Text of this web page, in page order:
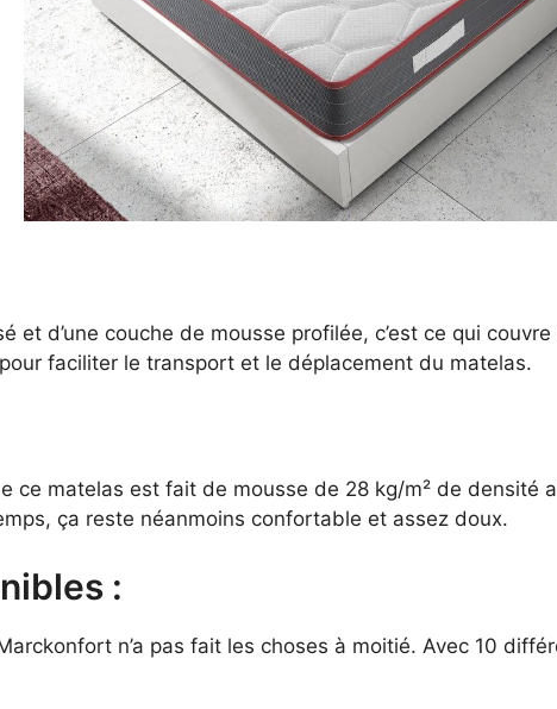
et d’une couche de mousse profilée, c’est ce qui
faciliter le transport et le déplacement du matelas.
ce matelas est fait de mousse de 28 kg/m² de densité
ça reste néanmoins confortable et assez doux.
:
n’a pas fait les choses à moitié. Avec 10